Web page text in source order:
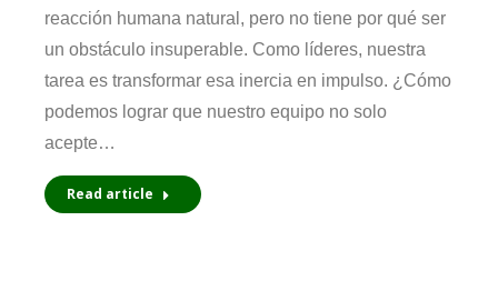
reacción humana natural, pero no tiene por qué ser
un obstáculo insuperable. Como líderes, nuestra
tarea es transformar esa inercia en impulso. ¿Cómo
podemos lograr que nuestro equipo no solo
acepte…
Read article